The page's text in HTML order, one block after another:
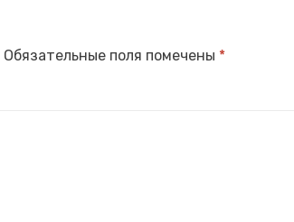
Обязательные поля помечены *